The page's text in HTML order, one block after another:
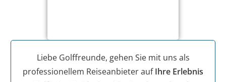
Liebe Golffreunde, gehen Sie mit uns als
professionellem Reiseanbieter aufIhre Erlebnis